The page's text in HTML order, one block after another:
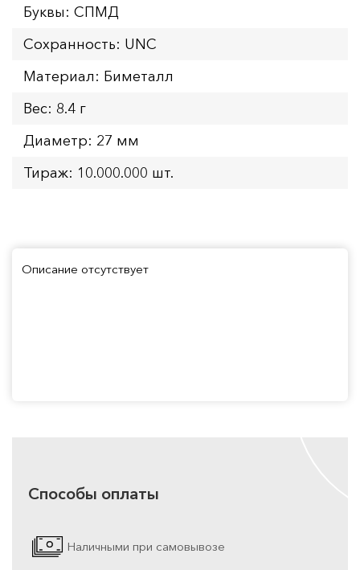
Буквы: СПМД
Сохранность: UNC
Материал: Биметалл
Вес: 8.4 г
Диаметр: 27 мм
Тираж: 10.000.000 шт.
Описание отсутствует
Способы оплаты
Наличными при самовывозе